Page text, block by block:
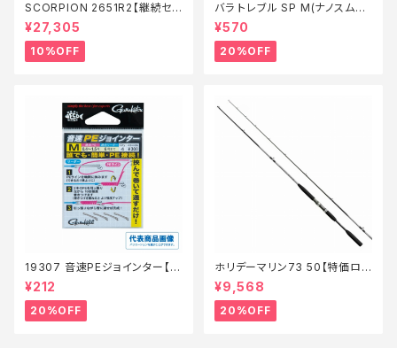
SCORPION 2651R2【継続セ
ール_ロッド】【10】
¥27,305
10%OFF
バラ トレブル SP M(ナノスムー
スコート)【特価仕掛】【20】
¥570
20%OFF
19307 音速PEジョインター【特
価仕掛】【20】
¥212
20%OFF
ホリデーマリン73 50【特価ロッ
ド】【20】
¥9,568
20%OFF